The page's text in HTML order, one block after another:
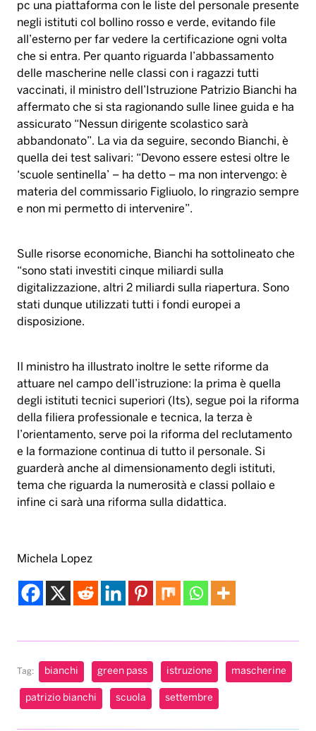
pc una piattaforma con le liste del personale presente
negli istituti col bollino rosso e verde, evitando file
all’esterno per far vedere la certificazione ogni volta
che si entra. Per quanto riguarda l’abbassamento
delle mascherine nelle classi con i ragazzi tutti
vaccinati, il ministro dell’Istruzione Patrizio Bianchi ha
affermato che si sta ragionando sulle linee guida e ha
assicurato “Nessun dirigente scolastico sarà
abbandonato”. La via da seguire, secondo Bianchi, è
quella dei test salivari: “Devono essere estesi oltre le
‘scuole sentinella’ – ha detto – ma non intervengo: è
materia del commissario Figliuolo, lo ringrazio sempre
e non mi permetto di intervenire”.
Sulle risorse economiche, Bianchi ha sottolineato che
“sono stati investiti cinque miliardi sulla
digitalizzazione, altri 2 miliardi sulla riapertura. Sono
stati dunque utilizzati tutti i fondi europei a
disposizione.
Il ministro ha illustrato inoltre le sette riforme da
attuare nel campo dell’istruzione: la prima è quella
degli istituti tecnici superiori (Its), segue poi la riforma
della filiera professionale e tecnica, la terza è
l’orientamento, serve poi la riforma del reclutamento
e la formazione continua di tutto il personale. Si
guarderà anche al dimensionamento degli istituti,
tema che riguarda la numerosità e classi pollaio e
infine ci sarà una riforma sulla didattica.
Michela Lopez
Tag: bianchi green pass istruzione mascherine
patrizio bianchi scuola settembre